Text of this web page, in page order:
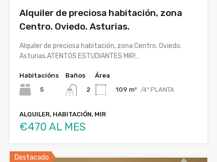
Alquiler de preciosa habitación, zona
Centro. Oviedo. Asturias.
Alquiler de preciosa habitación, zona Centro. Oviedo.
Asturias.ATENTOS ESTUDIANTES MIR!…
Habitacións
5
Baños
2
Área
109 m² /4ª PLANTA
ALQUILER, HABITACIÓN, MIR
€470 AL MES
Destacado